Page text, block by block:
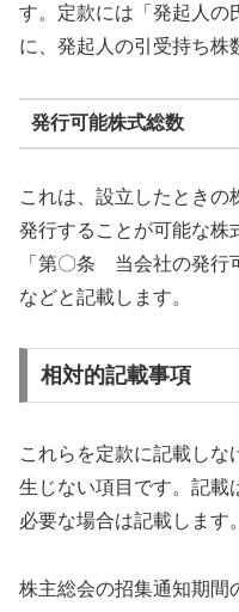
す。定款には「発起人の
に、発起人の引受持ち株
発行可能株式総数
これは、設立したときの
発行することが可能な株
「第〇条 当会社の発行
などと記載します。
相対的記載事項
これらを定款に記載しな
生じない項目です。記載
必要な場合は記載します。
株主総会の招集通知期間